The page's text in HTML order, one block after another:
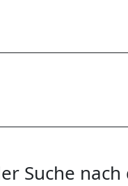
Suche nach